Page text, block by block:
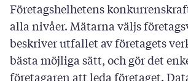
Företagshelhetens
alla nivåer. Mätarna väljs
beskriver utfallet av företagets
bästa möjliga sätt, och gör det
företagaren att leda företaget.